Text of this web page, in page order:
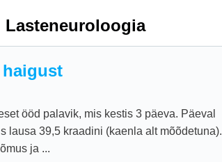
Lasteneuroloogia
ööd palavik, mis kestis 3 päeva. Päeval
lausa 39,5 kraadini (kaenla alt mõõdetuna).
ja ...